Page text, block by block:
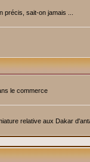
sait-on jamais ...
le commerce
relative aux Dakar